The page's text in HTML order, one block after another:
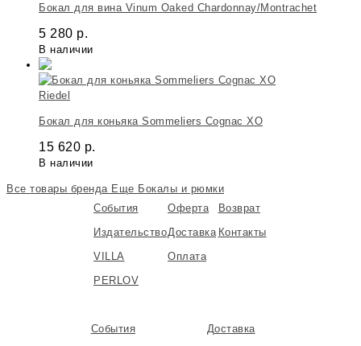
Бокал для вина Vinum Oaked Chardonnay/Montrachet
5 280 р.
В наличии
Riedel
Бокал для коньяка Sommeliers Cognac XO
15 620 р.
В наличии
Все товары бренда Еще Бокалы и рюмки
События
Издательство
VILLA
PERLOV
Оферта
Доставка
Оплата
Возврат
Контакты
События Доставка